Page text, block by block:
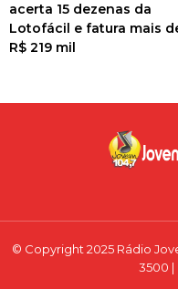
acerta 15 dezenas da
Lotofácil e fatura mais
R$ 219 mil
© Copyright 2025 Rádio
3500 |